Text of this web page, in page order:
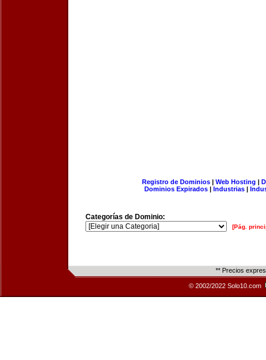
Registro de Dominios| Web Hosting |
Dominios Expirados | Industrias |
Categorías de Dominio:
[Pág.
** Precios
© 2002/2022 Solo10.com